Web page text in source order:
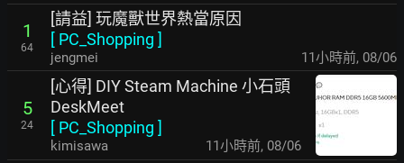
1
64
[請益] 玩魔獸世界熱當原因
[ PC_Shopping ]
jengmei 11小時前, 08/06
5
24
[心得] DIY Steam Machine 小石頭
DeskMeet
[ PC_Shopping ]
kimisawa 11小時前, 08/06